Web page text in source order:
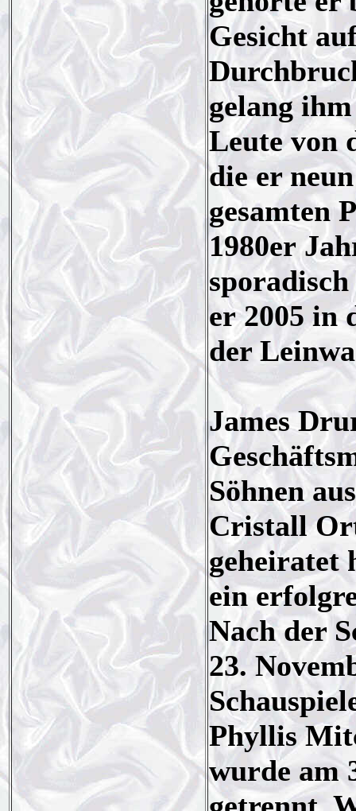
Gesicht
gelang
Leute von
die er
gesamten
1980er
er 2005 in
der
James
Söhnen
Cristall
geheiratet
ein
Nach der
23.
Phyllis
wurde am